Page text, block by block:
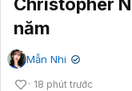
năm
Mẫn Nhi ✔
18 phút trước